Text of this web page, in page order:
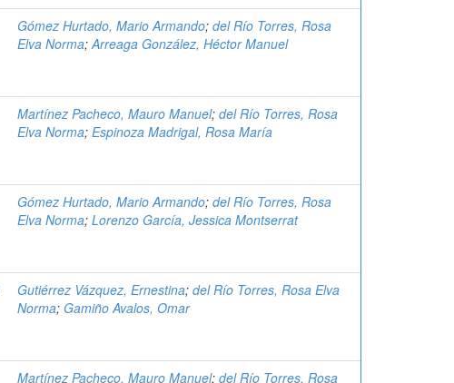
Gómez Hurtado, Mario Armando; del Río Torres, Rosa
Elva Norma;Arreaga González, Héctor Manuel
Martínez Pacheco, Mauro Manuel; del Río Torres, Rosa
Elva Norma; Espinoza Madrigal, Rosa María
Gómez Hurtado, Mario Armando; del Río Torres, Rosa
Elva Norma; Lorenzo García, Jessica Montserrat
Gutiérrez Vázquez, Ernestina; del Río Torres, Rosa Elva
Norma; Gamiño Avalos, Omar
Martínez Pacheco, Mauro Manuel; del Río Torres, Rosa